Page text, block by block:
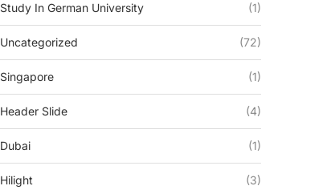
Study In German University (1)
Uncategorized (72)
Singapore (1)
Header Slide (4)
Dubai (1)
Hilight (3)